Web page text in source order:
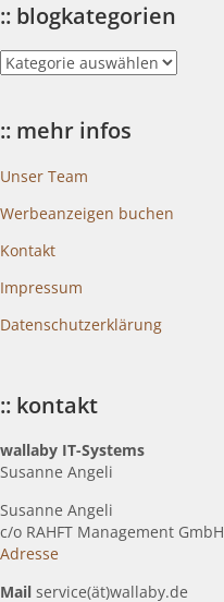
:: blogkategorien
::
blogkategorien
:: mehr infos
Unser Team
Werbeanzeigen buchen
Kontakt
Impressum
Datenschutzerklärung
:: kontakt
wallaby IT-Systems
Susanne Angeli
Susanne Angeli
c/o RAHFT Management GmbH
Adresse
Mail service(ät)wallaby.de